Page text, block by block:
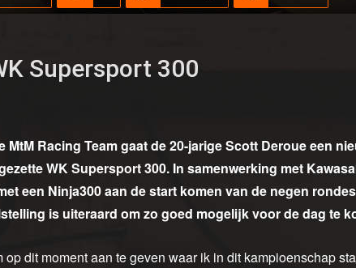
Supersport 300
MtM Racing Team gaat de 20-jarige Scott Deroue een
WK Supersport 300. In samenwerking met
een Ninja300 aan de start komen van de negen
is uiteraard om zo goed mogelijk voor de dag te
op dit moment aan te geven waar ik in dit kampioenschap